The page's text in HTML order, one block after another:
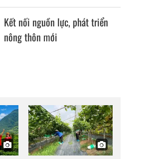
Kết nối nguồn lực, phát triển
nông thôn mới